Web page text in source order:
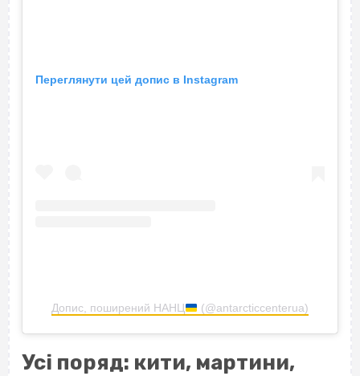
Переглянути цей допис в Instagram
Допис, поширений НАНЦ (@antarcticcenterua)
Усі поряд: кити, мартини,